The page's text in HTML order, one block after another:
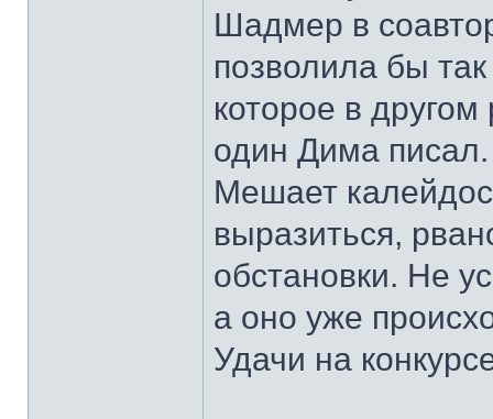
Шадмер в
позволила бы
которое в другом
один Дима писал.
Мешает
выразиться,
обстановки. Не
а оно уже
Удачи на